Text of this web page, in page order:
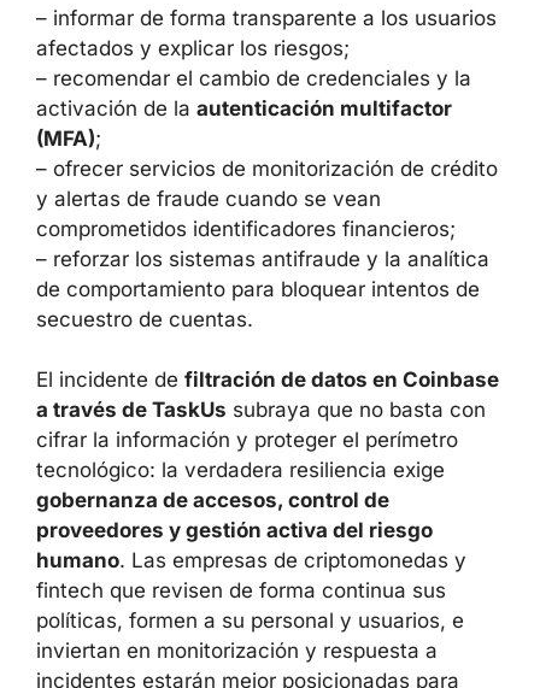
Ante una filtración de datos personales, las
organizaciones deben reaccionar con rapidez:
– informar de forma transparente a los
usuarios afectados y explicar los riesgos;
– recomendar el cambio de credenciales y la
activación de laautenticación multifactor
(MFA);
– ofrecer servicios de monitorización de
crédito y alertas de fraude cuando se vean
– reforzar los sistemas antifraude y la
analítica de comportamiento para bloquear
intentos de secuestro de cuentas.
El incidente defiltración de datos en
Coinbase a través de TaskUs subraya que no
basta con cifrar la información y proteger el
perímetro tecnológico: la verdadera resiliencia
exigegobernanza de accesos, control de
proveedores y gestión activa del riesgo
humano. Las empresas de criptomonedas y